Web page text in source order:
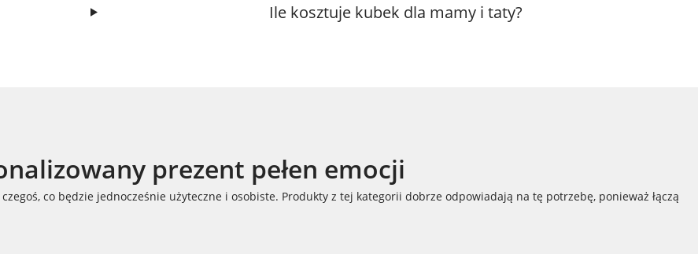
Ile kosztuje kubek dla mamy i taty?
prezent pełen emocji
co będzie jednocześnie użyteczne i osobiste. Produkty z tej kategorii dobrze odpowiadają na tę potrzebę, ponieważ łączą